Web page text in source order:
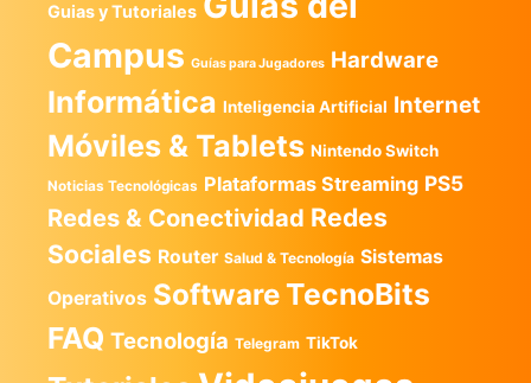
Guias y Tutoriales
Campus Guías para Jugadores Hardware
Informática Inteligencia Artificial Internet
Móviles & Tablets Nintendo Switch
Noticias Tecnológicas Plataformas Streaming PS5
Redes & Conectividad Redes
Sociales Router Salud & Tecnología Sistemas
Operativos SoftwareTecnoBits
FAQ Tecnología Telegram TikTok